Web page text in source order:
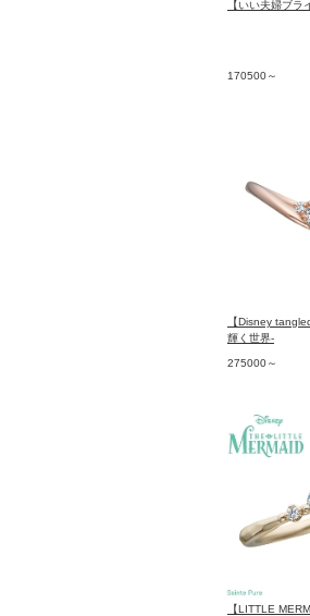
【いい夫婦ブ
170500～
【Disney
輝く世界-
275000～
【LITTLE